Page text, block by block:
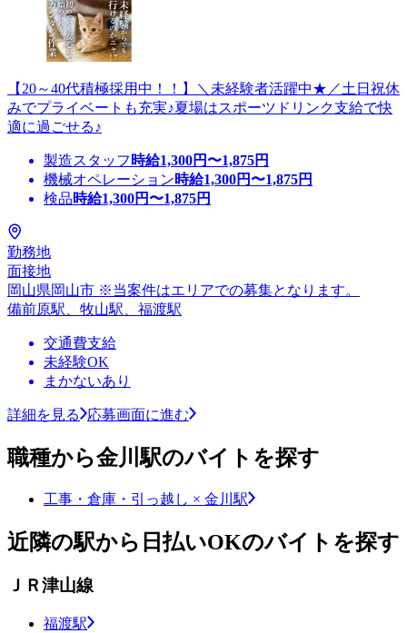
【20～40代積極採用中！！】＼未経験者活躍中★／土日祝休
みでプライベートも充実♪夏場はスポーツドリンク支給で快
適に過ごせる♪
製造スタッフ 時給1,300円〜1,875円
機械オペレーション時給1,300円〜1,875円
検品時給1,300円〜1,875円
勤務地
面接地
岡山県岡山市 ※当案件はエリアでの募集となります。
備前原駅、牧山駅、福渡駅
交通費支給
未経験OK
まかないあり
詳細を見る 応募画面に進む
職種から金川駅のバイトを探す
工事・倉庫・引っ越し × 金川駅
近隣の駅から日払いOKのバイトを探す
ＪＲ津山線
福渡駅